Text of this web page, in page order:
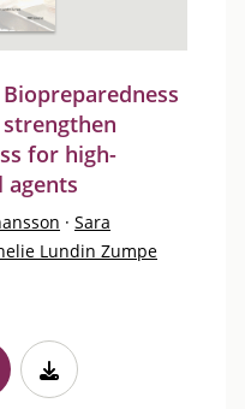
for high-
agents
· Sara
Lundin Zumpe